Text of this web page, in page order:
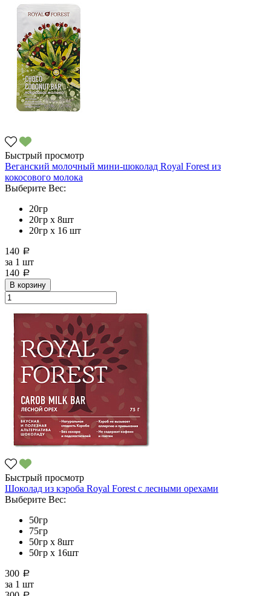
Быстрый просмотр
Веганский молочный мини-шоколад Royal Forest из
кокосового молока
Выберите Вес:
20гр
20гр x 8шт
20гр х 16 шт
140 a
за 1 шт
140 a
В корзину
Быстрый просмотр
Шоколад из кэроба Royal Forest с лесными орехами
Выберите Вес:
50гр
75гр
50гр х 8шт
50гр х 16шт
300 a
за 1 шт